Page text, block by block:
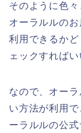
そのように色
オーラルルの
利用できるか
ェックすれば
なので、オー
い方法が利用
ーラルルの公